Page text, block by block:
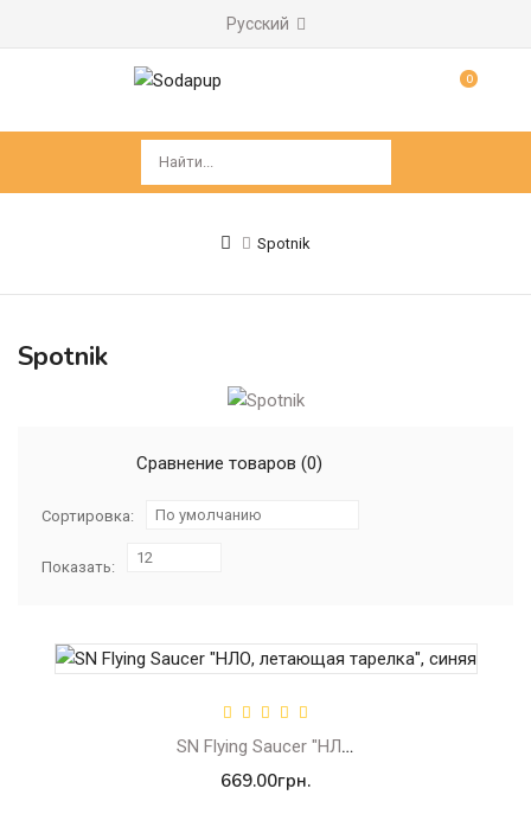
Русский
0
Spotnik
Spotnik
Сравнение товаров (0)
Сортировка: По умолчанию
Показать:
12
SN Flying Saucer "НЛО, летающая тарелка", синяя
669.00грн.